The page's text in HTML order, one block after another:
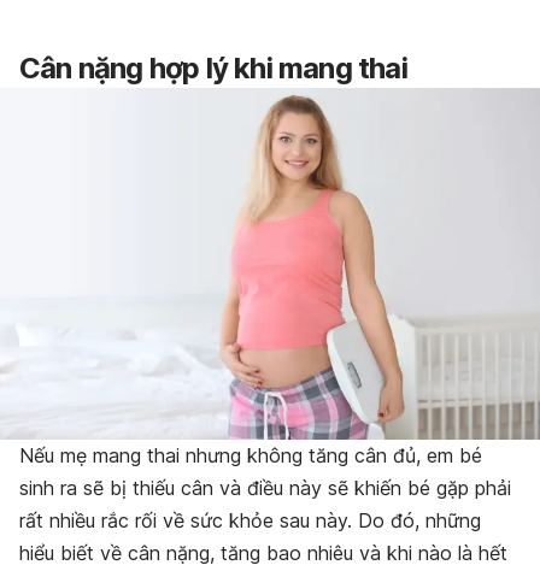
Cân nặng hợp lý khi mang thai
Nếu mẹ mang thai nhưng không tăng cân đủ, em bé
sinh ra sẽ bị thiếu cân và điều này sẽ khiến bé gặp phải
rất nhiều rắc rối về sức khỏe sau này. Do đó, những
hiểu biết về cân nặng, tăng bao nhiêu và khi nào là hết